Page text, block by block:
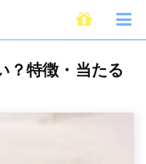
ない？特徴・当たる占い師・
？特徴・当たる